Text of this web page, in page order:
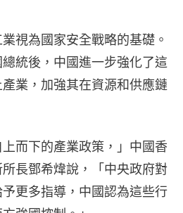
視為國家安全戰略的基礎。
統後，中國進一步強化了這
業，加強其在資源和供應鏈
上而下的產業政策，」中國香
長鄧希煒說，「中央政府對
更多指導，中國認為這些行